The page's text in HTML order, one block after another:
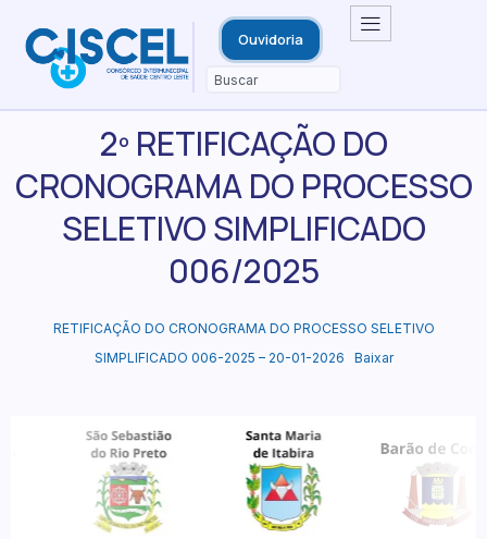
Ouvidoria
2º RETIFICAÇÃO DO
CRONOGRAMA DO PROCESSO
SELETIVO SIMPLIFICADO
006/2025
RETIFICAÇÃO DO CRONOGRAMA DO PROCESSO SELETIVO
SIMPLIFICADO 006-2025 – 20-01-2026
Baixar